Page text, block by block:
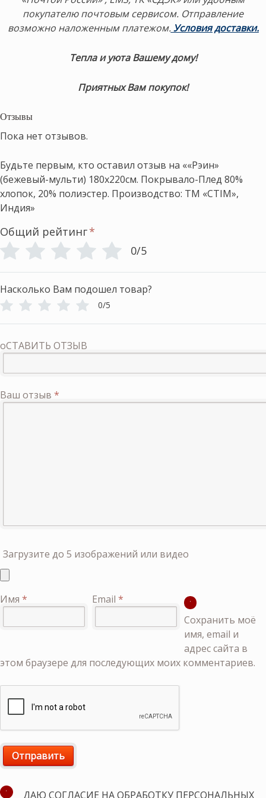
покупателю почтовым сервисом. Отправление
возможно наложенным платежом. Условия доставки.
Тепла и уюта Вашему дому!
Приятных Вам покупок!
Отзывы
Пока нет отзывов.
Будьте первым, кто оставил отзыв на ««Рэин»
(бежевый-мульти) 180х220см. Покрывало-Плед 80%
хлопок, 20% полиэстер. Производство: ТМ «CTIM»,
Индия»
Общий рейтинг*
0/5
Насколько Вам подошел товар?
0/5
оСТАВИТЬ ОТЗЫВ
Ваш отзыв *
Загрузите до 5 изображений или видео
Имя * Email *
Сохранить моё
имя, email и
адрес сайта в
этом браузере для последующих моих комментариев.
ДАЮ СОГЛАСИЕ НА ОБРАБОТКУ ПЕРСОНАЛЬНЫХ